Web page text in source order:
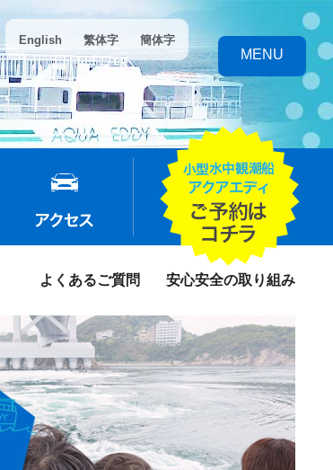
English 繁体字 簡体字
よくあるご質問 安心安全の取り組み
MENU